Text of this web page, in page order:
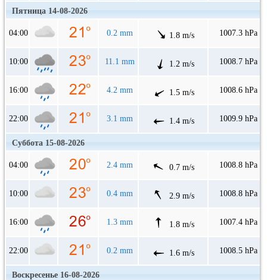
Пятница 14-08-2026
04:00 0.2 mm 1.8 m/s 1007.3 hPa
10:00 11.1 mm 1.2 m/s 1008.7 hPa
16:00 4.2 mm 1.5 m/s 1008.6 hPa
22:00 3.1 mm 1.4 m/s 1009.9 hPa
Суббота 15-08-2026
04:00 2.4 mm 0.7 m/s 1008.8 hPa
10:00 0.4 mm 2.9 m/s 1008.8 hPa
16:00 1.3 mm 1.8 m/s 1007.4 hPa
22:00 0.2 mm 1.6 m/s 1008.5 hPa
Воскресенье 16-08-2026